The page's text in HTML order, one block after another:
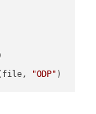
"ODP"